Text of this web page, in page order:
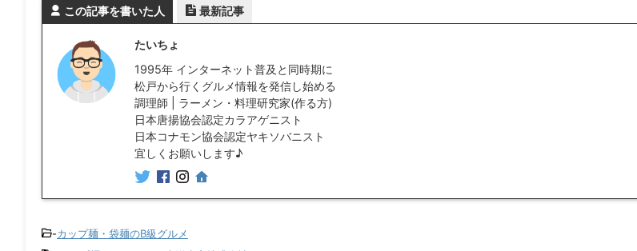
この記事を書いた人 最新記事
たいちょ
1995年 インターネット普及と同時期に
松戸から行くグルメ情報を発信し始める
調理師 | ラーメン・料理研究家(作る方)
日本唐揚協会認定カラアゲニスト
日本コナモン協会認定ヤキソバニスト
宜しくお願いします♪
-カップ麺・袋麺のB級グルメ